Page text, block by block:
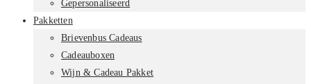
Gepersonaliseerd
Pakketten
Brievenbus Cadeaus
Cadeauboxen
Wijn & Cadeau Pakket